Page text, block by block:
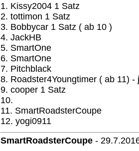
1. Kissy2004 1 Satz
2. tottimon 1 Satz
3. Bobbycar 1 Satz ( ab 10 )
4. JackHB
5. SmartOne
6. SmartOne
7. Pitchblack
8. Roadster4Youngtimer ( ab 11)
9. cooper 1 Satz
10.
11. SmartRoadsterCoupe
12. yogi0911
SmartRoadsterCoupe -